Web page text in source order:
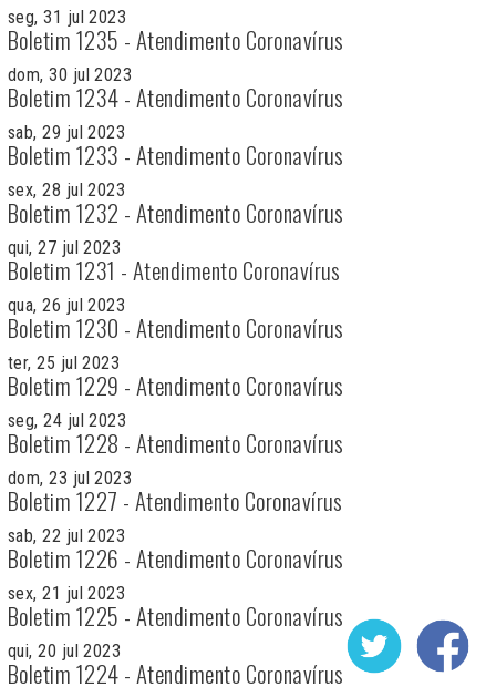
seg, 31 jul 2023
Boletim 1235 - Atendimento Coronavírus
dom, 30 jul 2023
Boletim 1234 - Atendimento Coronavírus
sab, 29 jul 2023
Boletim 1233 - Atendimento Coronavírus
sex, 28 jul 2023
Boletim 1232 - Atendimento Coronavírus
qui, 27 jul 2023
Boletim 1231 - Atendimento Coronavírus
qua, 26 jul 2023
Boletim 1230 - Atendimento Coronavírus
ter, 25 jul 2023
Boletim 1229 - Atendimento Coronavírus
seg, 24 jul 2023
Boletim 1228 - Atendimento Coronavírus
dom, 23 jul 2023
Boletim 1227 - Atendimento Coronavírus
sab, 22 jul 2023
Boletim 1226 - Atendimento Coronavírus
sex, 21 jul 2023
Boletim 1225 - Atendimento Coronavírus
qui, 20 jul 2023
Boletim 1224 - Atendimento Coronavírus